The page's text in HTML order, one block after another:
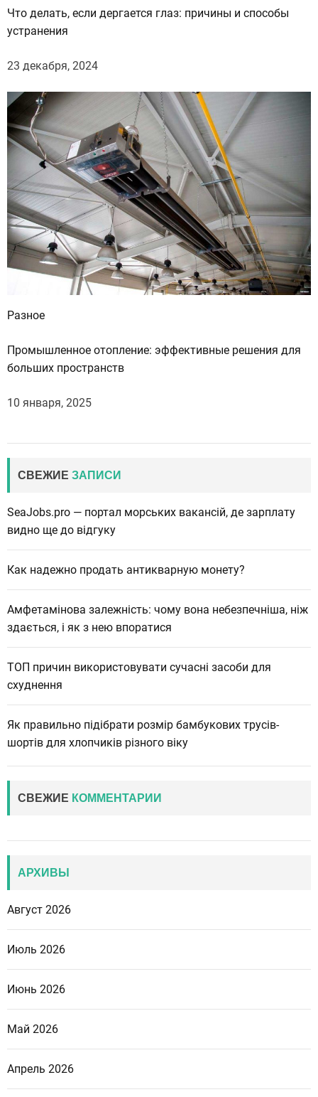
Что делать, если дергается глаз: причины и способы
устранения
23 декабря, 2024
Разное
Промышленное отопление: эффективные решения для
больших пространств
10 января, 2025
СВЕЖИЕ ЗАПИСИ
SeaJobs.pro — портал морських вакансій, де зарплату
видно ще до відгуку
Как надежно продать антикварную монету?
Амфетамінова залежність: чому вона небезпечніша, ніж
здається, і як з нею впоратися
ТОП причин використовувати сучасні засоби для
схуднення
Як правильно підібрати розмір бамбукових трусів-
шортів для хлопчиків різного віку
СВЕЖИЕ КОММЕНТАРИИ
АРХИВЫ
Август 2026
Июль 2026
Июнь 2026
Май 2026
Апрель 2026